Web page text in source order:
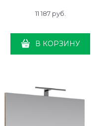
11 187 руб.
В КОРЗИНУ